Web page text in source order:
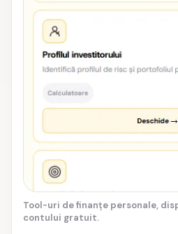
Tool-uri de finanțe personale,
contului gratuit.